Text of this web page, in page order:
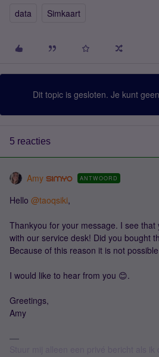
data Simkaart
Dit topic is gesloten. Je kunt
5 reacties
Amy ANTWOORD
Hello @taoqsiki,
Thankyou for your message. I see
with our service desk! Did you bought
Because of this reason it is not
I would like to hear from you 😊.
Greetings,
Amy